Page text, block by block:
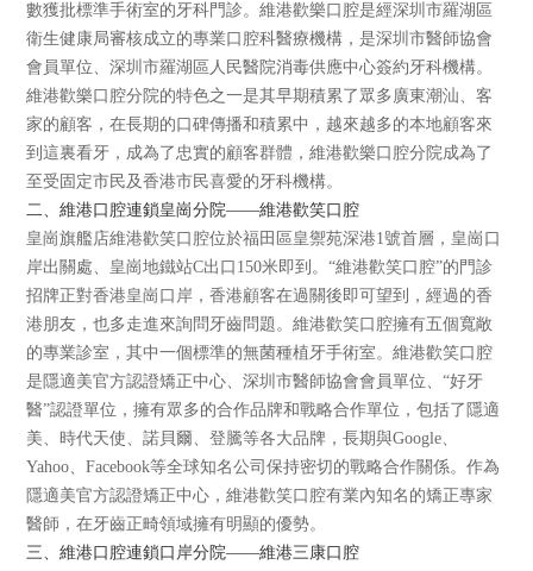
數獲批標準手術室的牙科門診。維港歡樂口腔是經深圳市羅湖區
衛生健康局審核成立的專業口腔科醫療機構，是深圳市醫師協會
會員單位、深圳市羅湖區人民醫院消毒供應中心簽約牙科機構。
維港歡樂口腔分院的特色之一是其早期積累了眾多廣東潮汕、客
家的顧客，在長期的口碑傳播和積累中，越來越多的本地顧客來
到這裏看牙，成為了忠實的顧客群體，維港歡樂口腔分院成為了
至受固定市民及香港市民喜愛的牙科機構。
二、維港口腔連鎖皇崗分院——維港歡笑口腔
皇崗旗艦店維港歡笑口腔位於福田區皇禦苑深港1號首層，皇崗口
岸出關處、皇崗地鐵站C出口150米即到。“維港歡笑口腔”的門診
招牌正對香港皇崗口岸，香港顧客在過關後即可望到，經過的香
港朋友，也多走進來詢問牙齒問題。維港歡笑口腔擁有五個寬敞
的專業診室，其中一個標準的無菌種植牙手術室。維港歡笑口腔
是隱適美官方認證矯正中心、深圳市醫師協會會員單位、“好牙
醫”認證單位，擁有眾多的合作品牌和戰略合作單位，包括了隱適
美、時代天使、諾貝爾、登騰等各大品牌，長期與Google、
Yahoo、Facebook等全球知名公司保持密切的戰略合作關係。作為
隱適美官方認證矯正中心，維港歡笑口腔有業內知名的矯正專家
醫師，在牙齒正畸領域擁有明顯的優勢。
三、維港口腔連鎖口岸分院——維港三康口腔